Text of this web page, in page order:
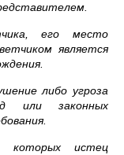
его место
является
либо угроза
или законных
которых истец